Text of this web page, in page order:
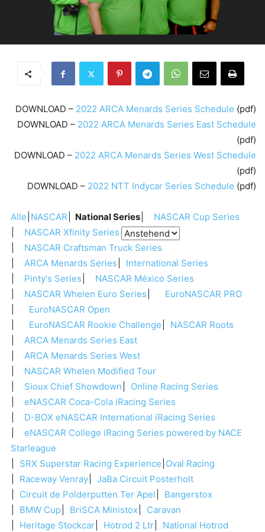
DOWNLOAD – 2022 ARCA Menards Series Schedule (pdf)
DOWNLOAD – 2022 ARCA Menards Series East Schedule
(pdf)
DOWNLOAD – 2022 ARCA Menards Series West Schedule
(pdf)
DOWNLOAD – 2022 NTT Indycar Series Schedule (pdf)
Alle NASCAR National Series
NASCAR Cup Series
NASCAR Xfinity Series
NASCAR Craftsman Truck Series
ARCA Menards Series
International Series
Pinty's Series
NASCAR México Series
NASCAR Whelen Euro Series
EuroNASCAR PRO
EuroNASCAR Open
EuroNASCAR Rookie Challenge
NASCAR Roots
ARCA Menards Series East
ARCA Menards Series West
NASCAR Whelen Modified Tour
Sioux Chief Showdown
Online Racing Series
eNASCAR Coca-Cola iRacing Series
D-BOX eNASCAR International iRacing Series
eNASCAR College iRacing Series powered by NACE
Starleague
SRX Superstar Racing Experience Oval Racing
Raceway Venray
JaBa Circuit Posterholt
Circuit de Polderputten Ter Apel
Bangerstox
BMW Cup
BriSCA Ministox
Caravan
Heritage Stockcar
Hotrod 2 Ltr
National Hotrod